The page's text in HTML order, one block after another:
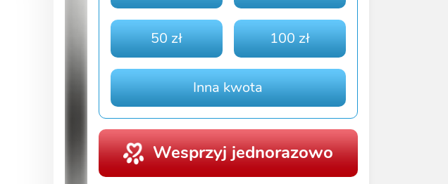
50 zł 100 zł
Inna kwota
Wesprzyj jednorazowo